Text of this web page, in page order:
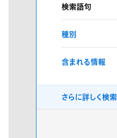
検索語句
種別
含まれる情報
さらに詳しく検索